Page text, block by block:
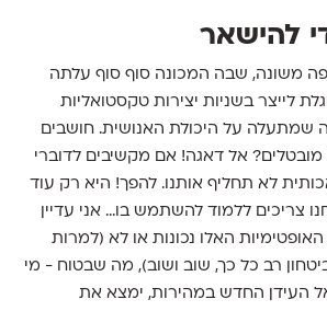
משונה, שבה המכונה סוף סוף עלתה
לייצר בשניות יצירות טקסטואליות
שמתעלה על היכולת האנושית. חושבים
מובטלים? אל דאגה! אם מקשיבים לדוברי
לא תחליף אותנו. להפך! היא רק עוד
צריכים ללמוד להשתמש בו... אני עדיין
האלו נכונות או לא (למרות
רב כל כך, שוב ושוב), מה שבטוח - מי
העידן החדש במהירות, ימצא את